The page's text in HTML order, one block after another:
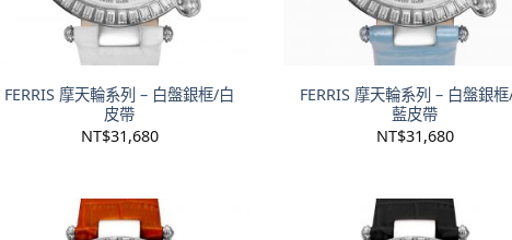
FERRIS 摩天輪系列 – 白盤銀框/白
皮帶
NT$31,680
FERRIS 摩天輪系列 – 白盤銀
藍皮帶
NT$31,680